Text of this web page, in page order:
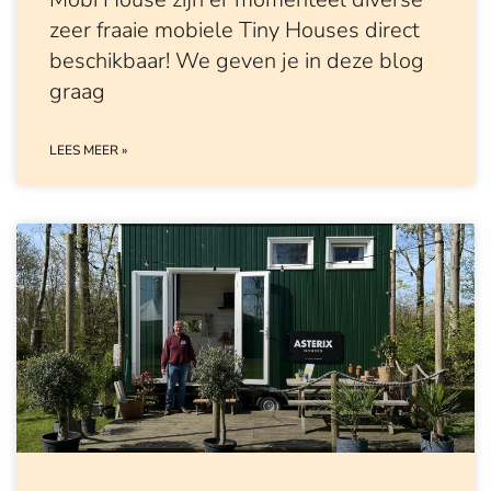
zeer fraaie mobiele Tiny Houses direct
beschikbaar! We geven je in deze blog
graag
LEES MEER »